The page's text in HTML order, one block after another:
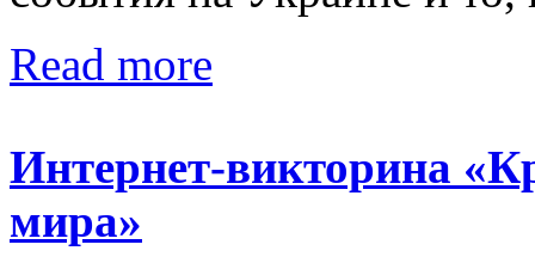
Read more
Интернет-викторина
мира»